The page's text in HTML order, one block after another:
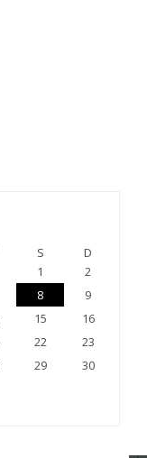
S
D
1
2
8
9
15
16
22
23
29
30